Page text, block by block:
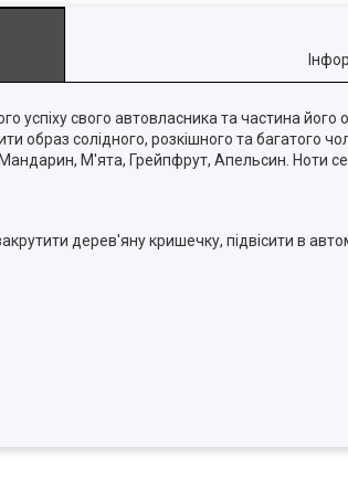
успіху свого автовласника та частина
образ солідного, розкішного та багатого
М'ята, Грейпфрут, Апельсин. Ноти
дерев'яну кришечку, підвісити в